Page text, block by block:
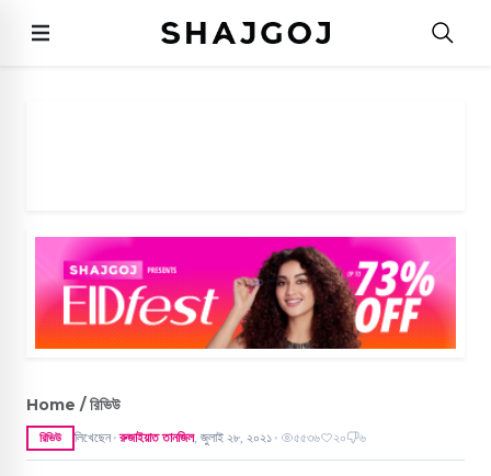
Home / রিভিউ
রিভিউ লিখেছেন ● রুজাইয়াত তানজিল, জুলাই ২৮, ২০২১ ● ৫৫৩৬ ২০ ৬